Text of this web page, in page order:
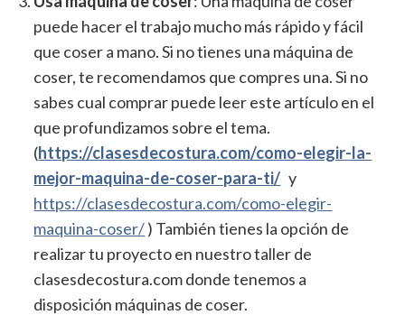
puede hacer el trabajo mucho más rápido y fácil
que coser a mano. Si no tienes una máquina de
coser, te recomendamos que compres una. Si no
sabes cual comprar puede leer este artículo en el
que profundizamos sobre el tema.
(https://clasesdecostura.com/como-elegir-la-
mejor-maquina-de-coser-para-ti/ y
https://clasesdecostura.com/como-elegir-
maquina-coser/) También tienes la opción de
realizar tu proyecto en nuestro taller de
clasesdecostura.comdonde tenemos a
disposición máquinas de coser.